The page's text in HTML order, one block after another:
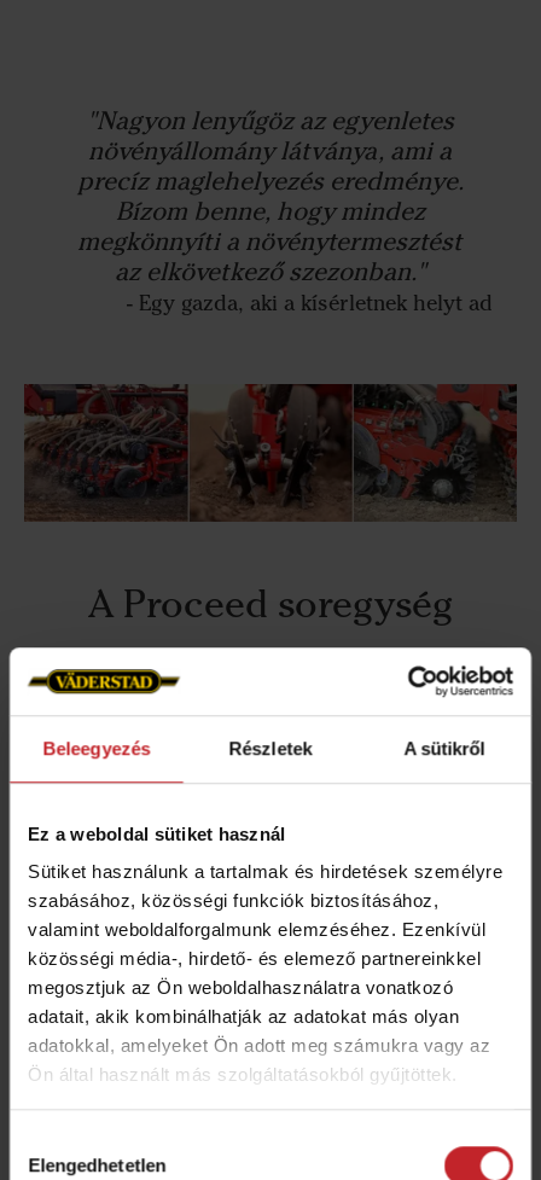
Beleegyezés Részletek A sütikről
Ez a weboldal sütiket használ
Sütiket használunk a tartalmak és hirdetések személyre
szabásához, közösségi funkciók biztosításához,
valamint weboldalforgalmunk elemzéséhez. Ezenkívül
közösségi média-, hirdető- és elemező partnereinkkel
megosztjuk az Ön weboldalhasználatra vonatkozó
adatait, akik kombinálhatják az adatokat más olyan
adatokkal, amelyeket Ön adott meg számukra vagy az
Ön által használt más szolgáltatásokból gyűjtöttek.
kiválasztása
Elengedhetetlen
"Nagyon lenyűgöz az egyenletes
növényállomány látványa, ami a
precíz maglehelyezés eredménye.
Bízom benne, hogy mindez
megkönnyíti a növénytermesztést
az elkövetkező szezonban."
- Egy gazda, aki a kísérletnek helyt ad
A Proceed soregység
A Proceed által a hagyományos
vetőgépekhez képest elért precíziós javulás
nagyrészt a soregység kialakításának
tulajdonítható.